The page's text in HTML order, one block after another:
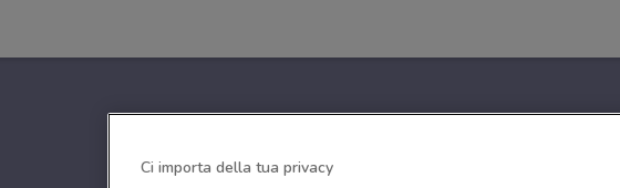
Ci importa della tua privacy